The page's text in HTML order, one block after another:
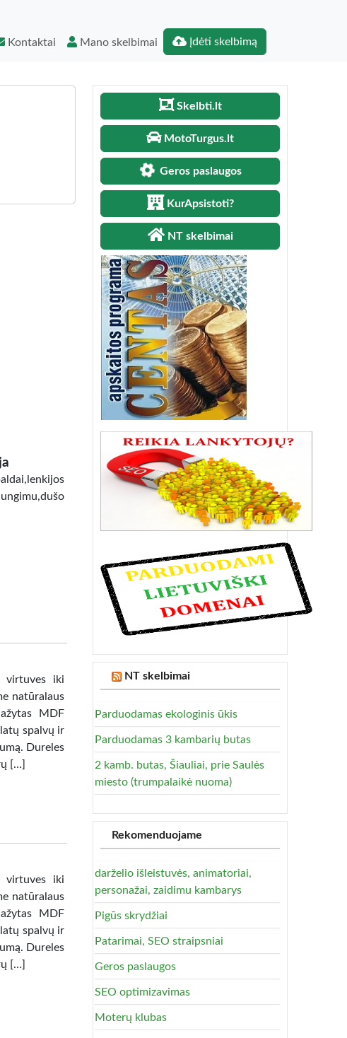
Kontaktai Mano skelbimai Įdėti skelbimą
virtuves iki
natūralaus
MDF
spalvų ir
Dureles
[…]
virtuves iki
natūralaus
MDF
spalvų ir
Dureles
[…]
Skelbti.lt
MotoTurgus.lt
Geros paslaugos
KurApsistoti?
NT skelbimai
NT skelbimai
Parduodamas ekologinis ūkis
Parduodamas 3 kambarių butas
2 kamb. butas, Šiauliai, prie Saulės
miesto (trumpalaikė nuoma)
Rekomenduojame
darželio išleistuvės, animatoriai,
personažai, zaidimu kambarys
Pigūs skrydžiai
Patarimai, SEO straipsniai
Geros paslaugos
SEO optimizavimas
Moterų klubas